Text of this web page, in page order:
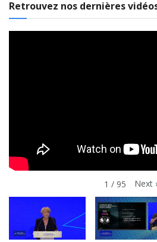
Retrouvez nos dernières
1 / 95 Next